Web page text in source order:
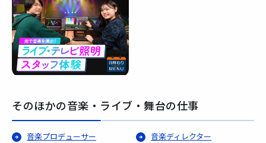
そのほかの音楽・ライブ・舞台の仕事
音楽プロデューサー
音楽ディレクター